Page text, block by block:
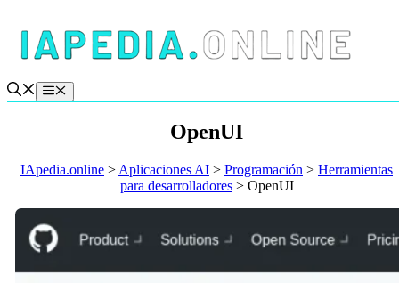
contenido
Menú
OpenUI
IApedia.online > Aplicaciones AI > Programación > Herramientas
para desarrolladores> OpenUI